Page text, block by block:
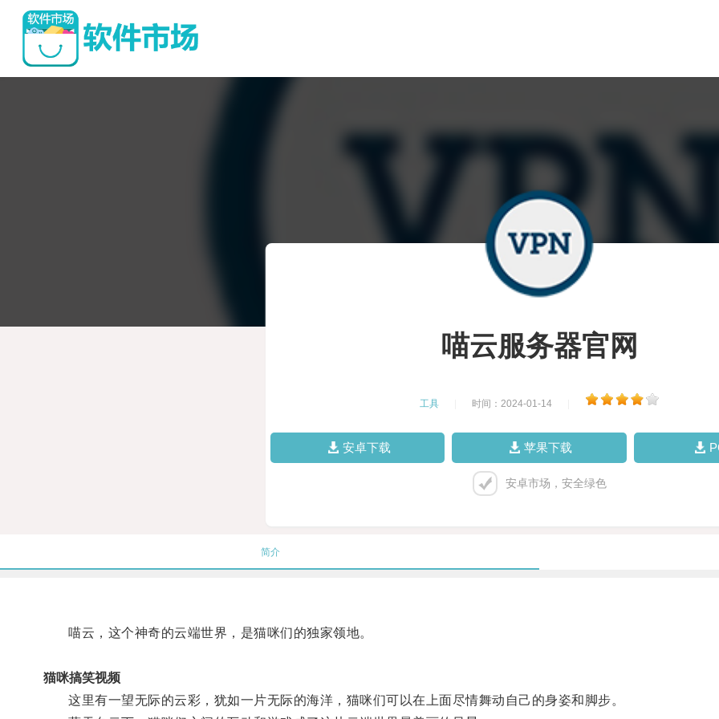
喵云服务器官网
工具 时间：2024-01-14
安卓下载 苹果下载
安卓市场，安全绿色
简介
喵云，这个神奇的云端世界，是猫咪们的独家领地。
猫咪搞笑视频
这里有一望无际的云彩，犹如一片无际的海洋，猫咪们可以在上面尽情舞动自己的身姿和脚步。